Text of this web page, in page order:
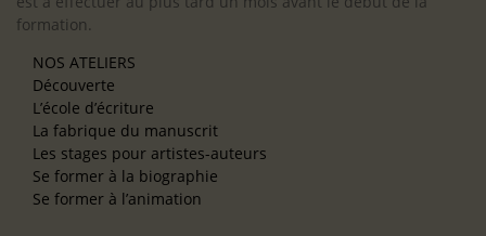
formation.
NOS ATELIERS
Découverte
L’école d’écriture
La fabrique du manuscrit
Les stages pour artistes-auteurs
Se former à la biographie
Se former à l’animation